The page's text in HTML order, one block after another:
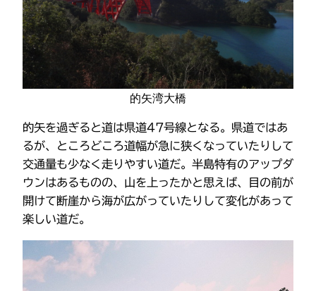
的矢湾大橋
的矢を過ぎると道は県道47号線となる。県道ではあ
るが、ところどころ道幅が急に狭くなっていたりして
交通量も少なく走りやすい道だ。半島特有のアップダ
ウンはあるものの、山を上ったかと思えば、目の前が
開けて断崖から海が広がっていたりして変化があって
楽しい道だ。